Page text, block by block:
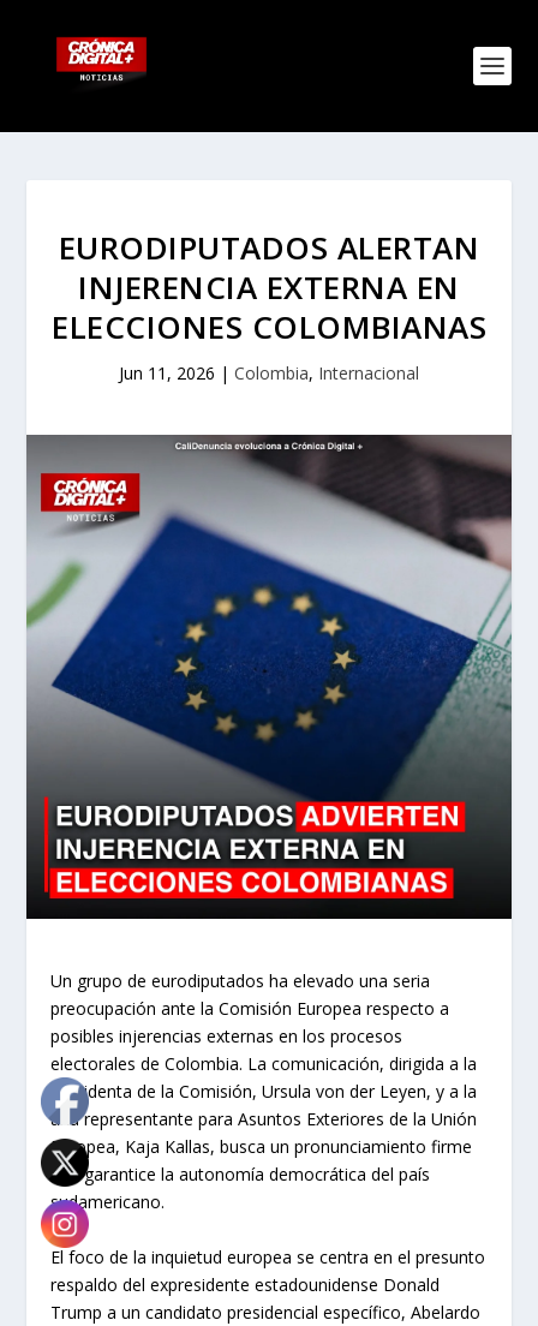
EURODIPUTADOS ALERTAN
INJERENCIA EXTERNA EN
ELECCIONES COLOMBIANAS
Jun 11, 2026 | Colombia, Internacional
Un grupo de eurodiputados ha elevado una seria
preocupación ante la Comisión Europea respecto a
posibles injerencias externas en los procesos
electorales de Colombia. La comunicación, dirigida a la
presidenta de la Comisión, Ursula von der Leyen, y a la
alta representante para Asuntos Exteriores de la Unión
Europea, Kaja Kallas, busca un pronunciamiento firme
que garantice la autonomía democrática del país
sudamericano.
El foco de la inquietud europea se centra en el presunto
respaldo del expresidente estadounidense Donald
Trump a un candidato presidencial específico, Abelardo